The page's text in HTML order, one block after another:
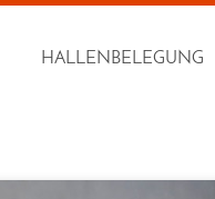
HALLENBELEGUNG